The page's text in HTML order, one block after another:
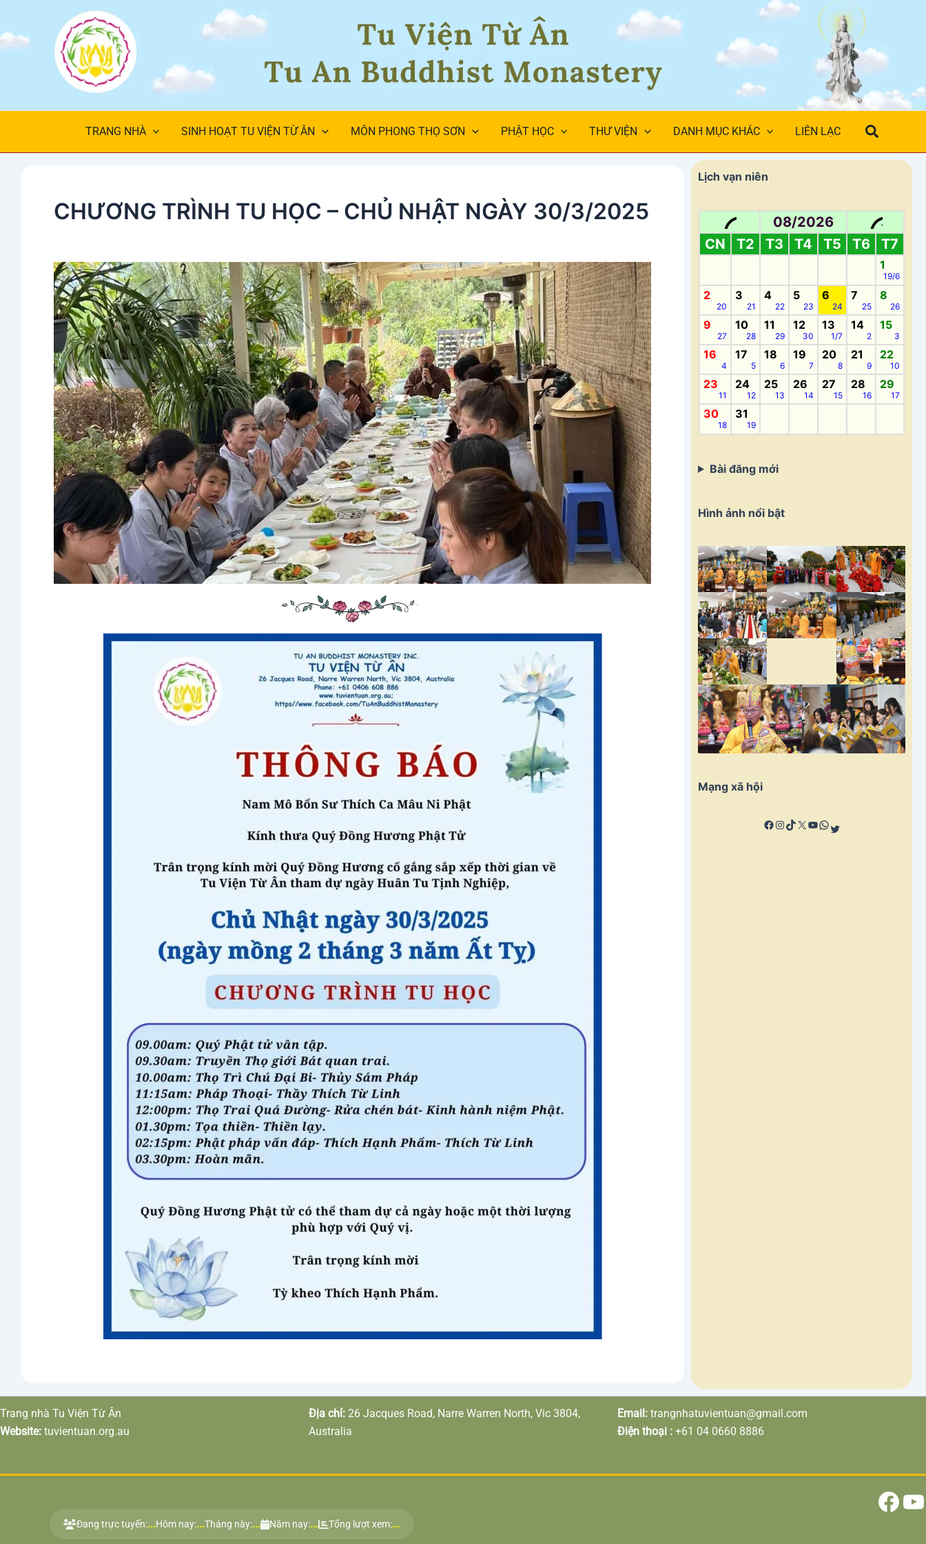
content
TRANG NHÀ SINH HOẠT TU VIỆN TỪ ÂN MÔN PHONG THỌ SƠN PHẬT HỌC THƯ VIỆN DANH MỤC KHÁC LIÊN LẠC Search
CHƯƠNG TRÌNH TU HỌC – CHỦ NHẬT NGÀY 30/3/2025
Lịch vạn niên
08/2026
CN
T2 T3 T4 T5 T6 T7
1
19/6
2
20
3
21
4
22
5
23
6
24
7
25
8
26
9
27
10
28
11
29
12
30
13
1/7
14
2
15
3
16
4
17
5
18
6
19
7
20
8
21
9
22
10
23
11
24
12
25
13
26
14
27
15
28
16
29
17
30
18
31
19
Bài đăng mới
Hình ảnh nổi bật
Mạng xã hội
Trang nhà Tu Viện Từ Ân
Website: tuvientuan.org.au
Địa chỉ: 26 Jacques Road, Narre Warren North, Vic 3804,
Australia
Email: trangnhatuvientuan@gmail.com
Điện thoại : ‎+61 04 0660 8886
Đang trực tuyến:...Hôm nay:...Tháng này:... Năm nay:... Tổng lượt xem:...
Facebook YouTube